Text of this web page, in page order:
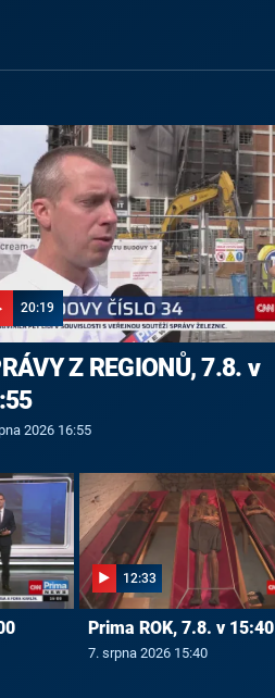
20:19
Z REGIONŮ, 7.8. v
2026 16:55
12:33
Prima ROK, 7.8. v 15:40
7. srpna 2026 15:40